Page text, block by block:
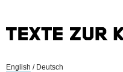
English / Deutsch